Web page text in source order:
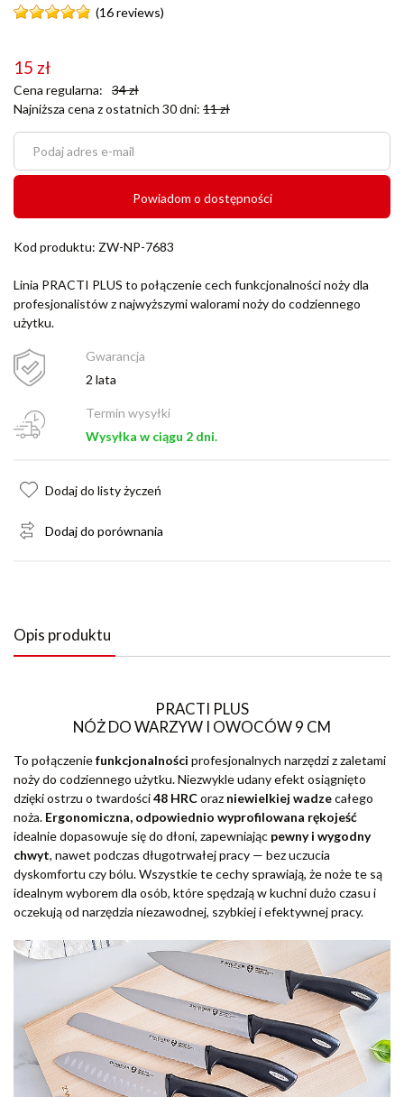
(16 reviews)
15 zł
Cena regularna: 34zł
Najniższa cena z ostatnich 30 dni: 11zł
Powiadom o dostępności
Kod produktu: ZW-NP-7683
Linia PRACTI PLUS to połączenie cech funkcjonalności noży dla
profesjonalistów z najwyższymi walorami noży do codziennego
użytku.
Gwarancja
2 lata
Termin wysyłki
Wysyłka w ciągu 2 dni.
Dodaj do listy życzeń
Dodaj do porównania
Opis produktu
PRACTI PLUS
NÓŻ DO WARZYW I OWOCÓW 9 CM
To połączeniefunkcjonalności profesjonalnych narzędzi z zaletami
noży do codziennego użytku. Niezwykle udany efekt osiągnięto
dzięki ostrzu o twardości48 HRCoraz niewielkiej wadzecałego
noża. Ergonomiczna, odpowiednio wyprofilowana rękojeść
idealnie dopasowuje się do dłoni, zapewniając pewny i wygodny
chwyt, nawet podczas długotrwałej pracy — bez uczucia
dyskomfortu czy bólu. Wszystkie te cechy sprawiają, że noże te są
idealnym wyborem dla osób, które spędzają w kuchni dużo czasu i
oczekują od narzędzia niezawodnej, szybkiej i efektywnej pracy.